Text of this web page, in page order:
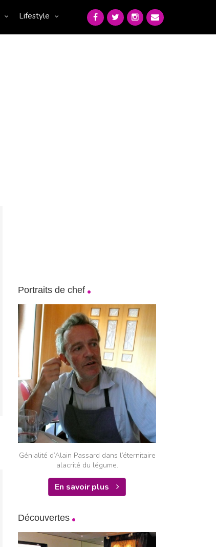
Lifestyle
Portraits de chef
Génialité d’Alain Passard dans l’éternitaire
alacrité du légume.
En savoir plus
Découvertes